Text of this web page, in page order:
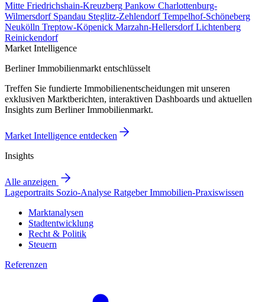
Mitte Friedrichshain-Kreuzberg Pankow Charlottenburg-
Wilmersdorf Spandau Steglitz-ZehlendorfTempelhof-Schöneberg
Neukölln Treptow-Köpenick Marzahn-HellersdorfLichtenberg
Reinickendorf
Market Intelligence
Berliner Immobilienmarkt entschlüsselt
Treffen Sie fundierte Immobilienentscheidungen mit unseren
exklusiven Marktberichten, interaktiven Dashboards und aktuellen
Insights zum Berliner Immobilienmarkt.
Market Intelligence entdecken
Insights
Alle anzeigen
Lageportraits Sozio-Analyse RatgeberImmobilien-Praxiswissen
Marktanalysen
Stadtentwicklung
Recht & Politik
Steuern
Referenzen